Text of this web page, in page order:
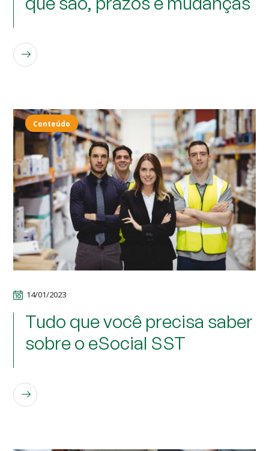
Conteúdo
14/01/2023
Tudo que você precisa saber
sobre o eSocial SST